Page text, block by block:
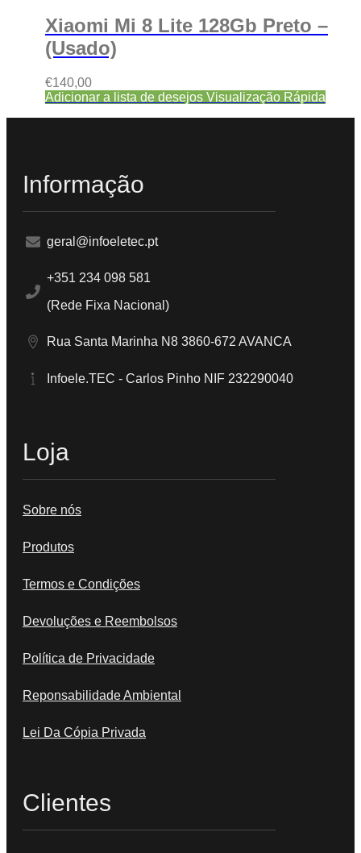
Xiaomi Mi 8 Lite 128Gb Preto –
(Usado)
€140,00
Adicionar a lista de desejos Visualização Rápida
Informação
geral@infoeletec.pt
+351 234 098 581
(Rede Fixa Nacional)
Rua Santa Marinha N8 3860-672 AVANCA
Infoele.TEC - Carlos Pinho NIF 232290040
Loja
Sobre nós
Produtos
Termos e Condições
Devoluções e Reembolsos
Política de Privacidade
Reponsabilidade Ambiental
Lei Da Cópia Privada
Clientes